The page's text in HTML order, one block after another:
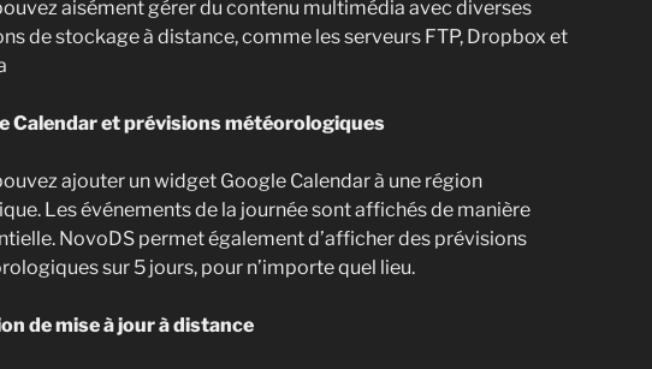
aisément gérer du contenu multimédia avec diverses
de stockage à distance, comme les serveurs FTP, Dropbox et
Calendar et prévisions météorologiques
ajouter un widget Google Calendar à une région
Les événements de la journée sont affichés de manière
NovoDS permet également d’afficher des prévisions
sur 5 jours, pour n’importe quel lieu.
de mise à jour à distance